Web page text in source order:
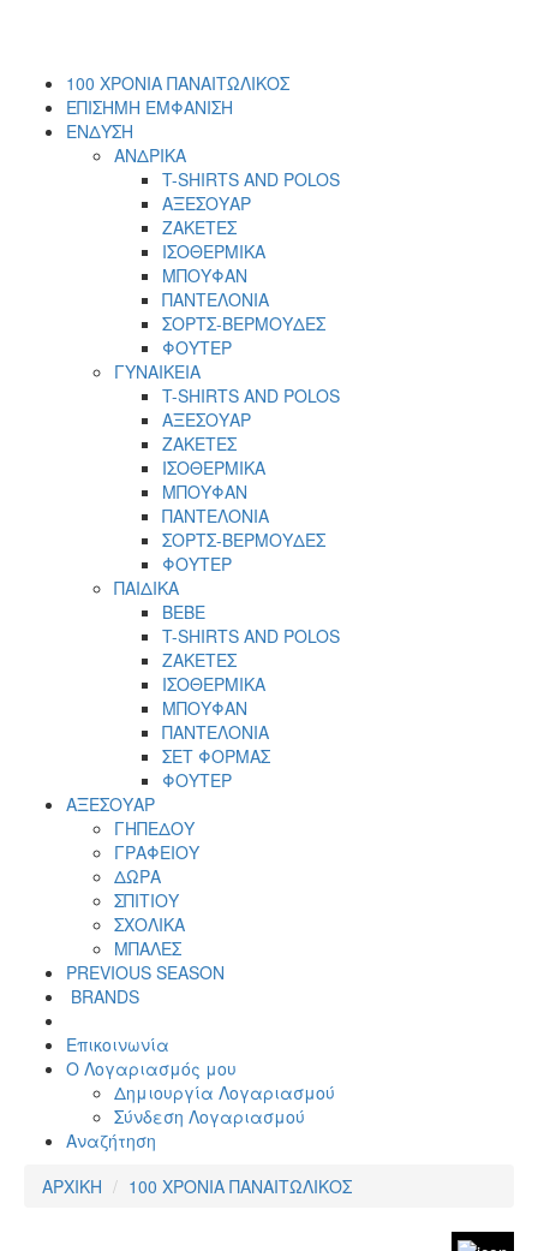
100 ΧΡΟΝΙΑ ΠΑΝΑΙΤΩΛΙΚΟΣ
ΕΠΙΣΗΜΗ ΕΜΦΑΝΙΣΗ
ΕΝΔΥΣΗ
ΑΝΔΡΙΚΑ
T-SHIRTS AND POLOS
ΑΞΕΣΟΥΑΡ
ΖΑΚΕΤΕΣ
ΙΣΟΘΕΡΜΙΚΑ
ΜΠΟΥΦΑΝ
ΠΑΝΤΕΛΟΝΙΑ
ΣΟΡΤΣ-ΒΕΡΜΟΥΔΕΣ
ΦΟΥΤΕΡ
ΓΥΝΑΙΚΕΙΑ
T-SHIRTS AND POLOS
ΑΞΕΣΟΥΑΡ
ΖΑΚΕΤΕΣ
ΙΣΟΘΕΡΜΙΚΑ
ΜΠΟΥΦΑΝ
ΠΑΝΤΕΛΟΝΙΑ
ΣΟΡΤΣ-ΒΕΡΜΟΥΔΕΣ
ΦΟΥΤΕΡ
ΠΑΙΔΙΚΑ
BEBE
T-SHIRTS AND POLOS
ΖΑΚΕΤΕΣ
ΙΣΟΘΕΡΜΙΚΑ
ΜΠΟΥΦΑΝ
ΠΑΝΤΕΛΟΝΙΑ
ΣΕΤ ΦΟΡΜΑΣ
ΦΟΥΤΕΡ
ΑΞΕΣΟΥΑΡ
ΓΗΠΕΔΟΥ
ΓΡΑΦΕΙΟΥ
ΔΩΡΑ
ΣΠΙΤΙΟΥ
ΣΧΟΛΙΚΑ
ΜΠΑΛΕΣ
PREVIOUS SEASON
BRANDS
Επικοινωνία
Ο Λογαριασμός μου
Δημιουργία Λογαριασμού
Σύνδεση Λογαριασμού
Αναζήτηση
ΑΡΧΙΚΗ
100 ΧΡΟΝΙΑ ΠΑΝΑΙΤΩΛΙΚΟΣ